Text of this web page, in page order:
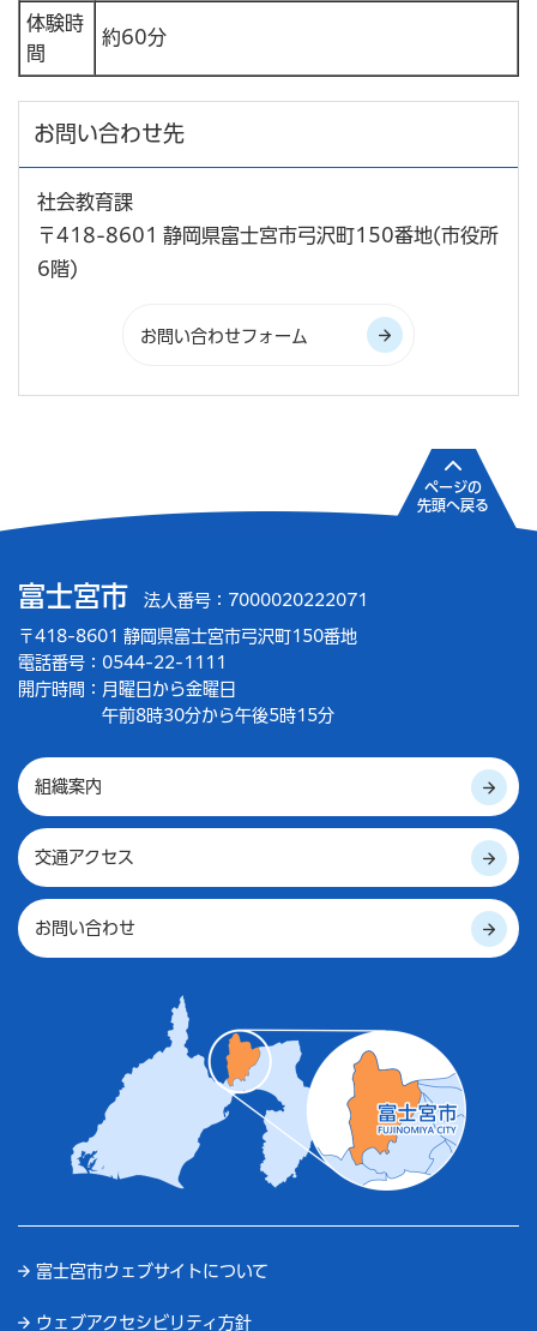
体験時
間
約60分
お問い合わせ先
社会教育課
〒418-8601 静岡県富士宮市弓沢町150番地(市役所
6階)
富士宮市 法人番号：7000020222071
〒418-8601 静岡県富士宮市弓沢町150番地
電話番号：0544-22-1111
開庁時間： 月曜日から金曜日
午前8時30分から午後5時15分
組織案内
交通アクセス
お問い合わせ
富士宮市ウェブサイトについて
ウェブアクセシビリティ方針
ページの
先頭へ戻る